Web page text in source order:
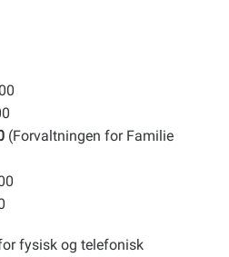
(Forvaltningen for Familie
fysisk og telefonisk